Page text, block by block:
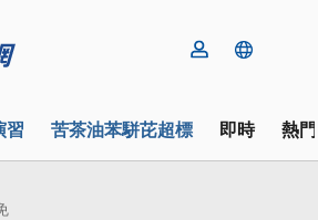
習 苦茶油苯駢芘超標 即時 熱